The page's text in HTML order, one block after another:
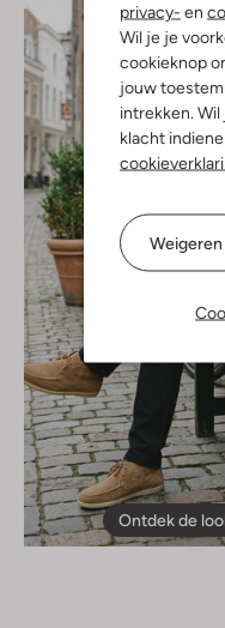
privacy- en
Wil je je
cookieknop
jouw
intrekken.
klacht
Weigeren
Ontdek de